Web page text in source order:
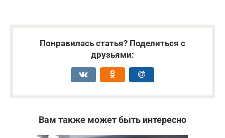
Понравилась статья? Поделиться с
друзьями:
Вам также может быть интересно